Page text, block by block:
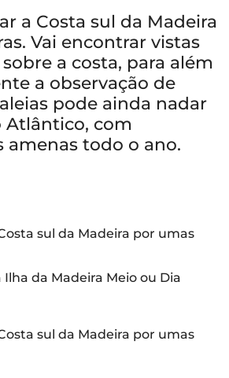
a Costa sul da Madeira
Vai encontrar vistas
a costa, para além
a observação de
pode ainda nadar
Atlântico, com
amenas todo o ano.
sul da Madeira por umas
da Madeira Meio ou Dia
sul da Madeira por umas